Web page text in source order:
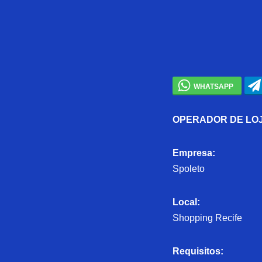
OPERADOR DE
Empresa:
Spoleto
Local:
Shopping Recife
Requisitos: